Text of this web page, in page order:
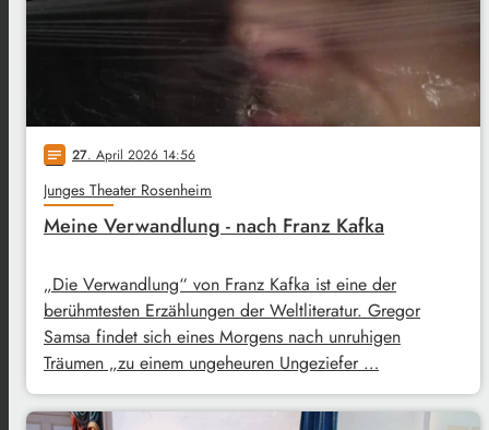
notes 27. April 2026 14:56
Junges Theater Rosenheim
Meine Verwandlung - nach Franz Kafka
„Die Verwandlung“ von Franz Kafka ist eine der
berühmtesten Erzählungen der Weltliteratur. Gregor
Samsa findet sich eines Morgens nach unruhigen
Träumen „zu einem ungeheuren Ungeziefer …